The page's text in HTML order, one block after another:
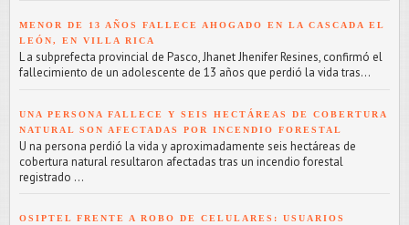
MENOR DE 13 AÑOS FALLECE AHOGADO EN LA CASCADA EL
LEÓN, EN VILLA RICA
L a subprefecta provincial de Pasco, Jhanet Jhenifer Resines, confirmó el
fallecimiento de un adolescente de 13 años que perdió la vida tras...
UNA PERSONA FALLECE Y SEIS HECTÁREAS DE COBERTURA
NATURAL SON AFECTADAS POR INCENDIO FORESTAL
U na persona perdió la vida y aproximadamente seis hectáreas de
cobertura natural resultaron afectadas tras un incendio forestal
registrado ...
OSIPTEL FRENTE A ROBO DE CELULARES: USUARIOS